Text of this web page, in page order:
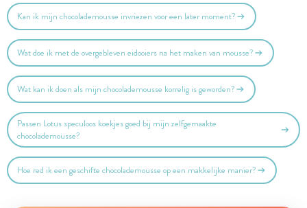
Kan ik mijn chocolademousse invriezen voor een later moment?
Wat doe ik met de overgebleven eidooiers na het maken van mousse?
Wat kan ik doen als mijn chocolademousse korrelig is geworden?
Passen Lotus speculoos koekjes goed bij mijn zelfgemaakte
chocolademousse?
Hoe red ik een geschifte chocolademousse op een makkelijke manier?